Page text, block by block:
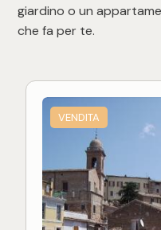
giardino o un
che fa per te.
VENDITA